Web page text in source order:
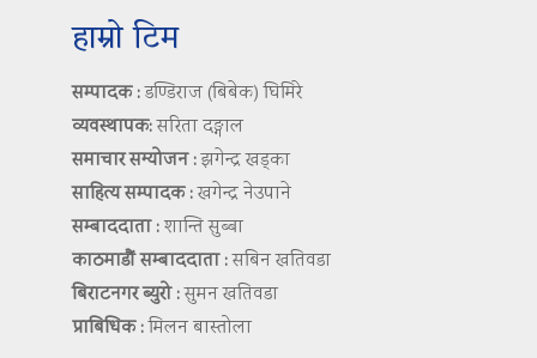
हाम्रो टिम
सम्पादक :डण्डिराज (बिबेक) घिमिरे
व्यवस्थापक:सरिता दङ्गाल
समाचार सम्योजन :झगेन्द्र खड्का
साहित्य सम्पादक :खगेन्द्र नेउपाने
सम्बाददाता :शान्ति सुब्बा
काठमाडौं सम्बाददाता :सबिन खतिवडा
बिराटनगर ब्युरो :सुमन खतिवडा
प्राबिधिक :मिलन बास्तोला